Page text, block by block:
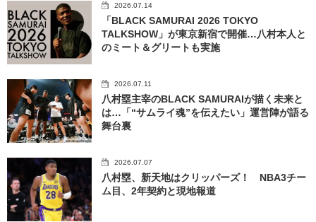
2026.07.14
「BLACK SAMURAI 2026 TOKYO
TALKSHOW」が東京新宿で開催…八村本人と
のミート＆グリートも実施
2026.07.11
八村塁主宰のBLACK SAMURAIが描く未来と
は…「“サムライ魂”を伝えたい」運営陣が語る
舞台裏
2026.07.07
八村塁、新天地はクリッパーズ！ NBA3チー
ム目、2年契約と現地報道